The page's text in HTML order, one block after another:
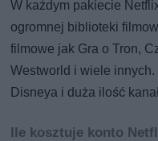
W każdym pakiecie
ogromnej biblioteki
filmowe jak Gra o Tron,
Westworld i wiele
Disneya i duża ilość
Ile kosztuje konto